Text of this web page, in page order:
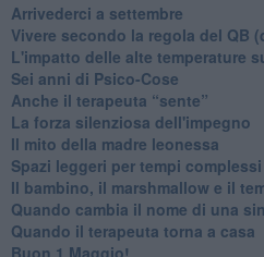
​Arrivederci a settembre
​Vivere secondo la regola del QB
​L'impatto delle alte temperature
Sei anni di Psico-Cose
​Anche il terapeuta “sente”
​La forza silenziosa dell'impegno
​Il mito della madre leonessa
Spazi leggeri per tempi complessi
Il bambino, il marshmallow e il
​Quando cambia il nome di una
​Quando il terapeuta torna a casa
​Buon 1 Maggio!